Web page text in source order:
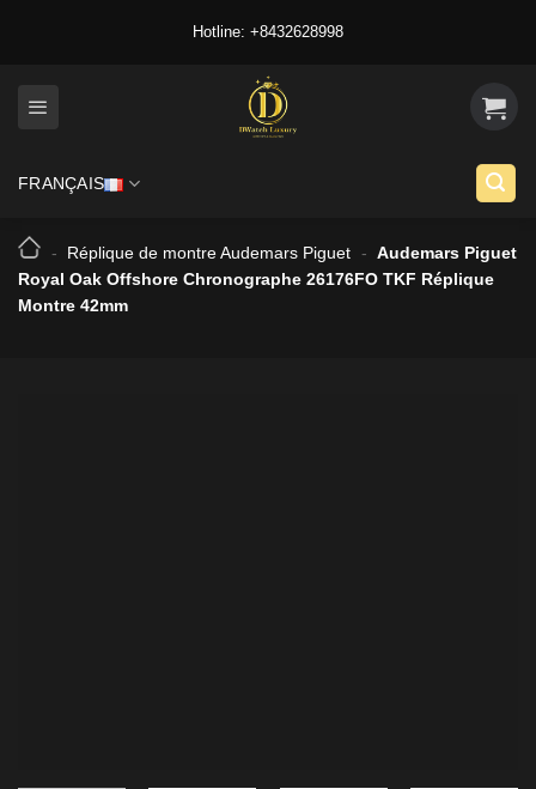
Hotline: +8432628998
FRANÇAIS
- Réplique de montre Audemars Piguet - Audemars Piguet
Royal Oak Offshore Chronographe 26176FO TKF Réplique
Montre 42mm